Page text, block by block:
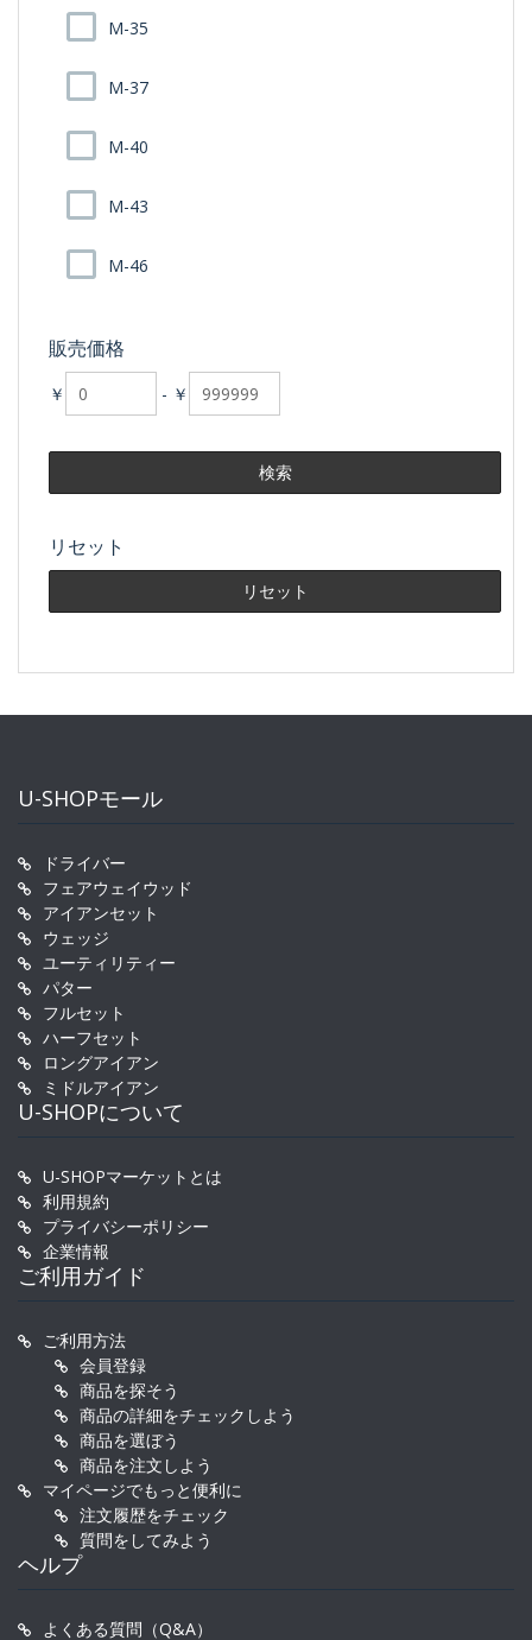
M-35
M-37
M-40
M-43
M-46
販売価格
￥ - ￥
リセット
U-SHOPモール
ドライバー
フェアウェイウッド
アイアンセット
ウェッジ
ユーティリティー
パター
フルセット
ハーフセット
ロングアイアン
ミドルアイアン
U-SHOPについて
U-SHOPマーケットとは
利用規約
プライバシーポリシー
企業情報
ご利用ガイド
ご利用方法
会員登録
商品を探そう
商品の詳細をチェックしよう
商品を選ぼう
商品を注文しよう
マイページでもっと便利に
注文履歴をチェック
質問をしてみよう
ヘルプ
よくある質問（Q&A）